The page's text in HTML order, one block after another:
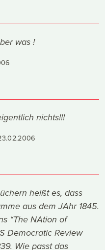
was !
nichts!!!
heißt es, dass
aus dem JAhr 1845.
“The NAtion of
Democratic Review
Wie passt das